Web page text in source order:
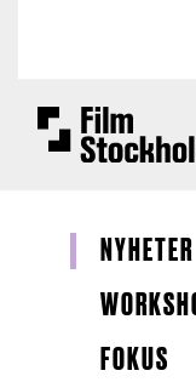
NYHETER
FOKUS